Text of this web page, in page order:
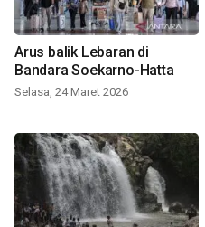
Arus balik Lebaran di
Bandara Soekarno-Hatta
Selasa, 24 Maret 2026